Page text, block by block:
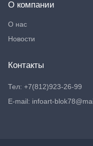
О компании
О нас
Новости
Контакты
Тел: +7(812)923-26-99
E-mail: infoart-